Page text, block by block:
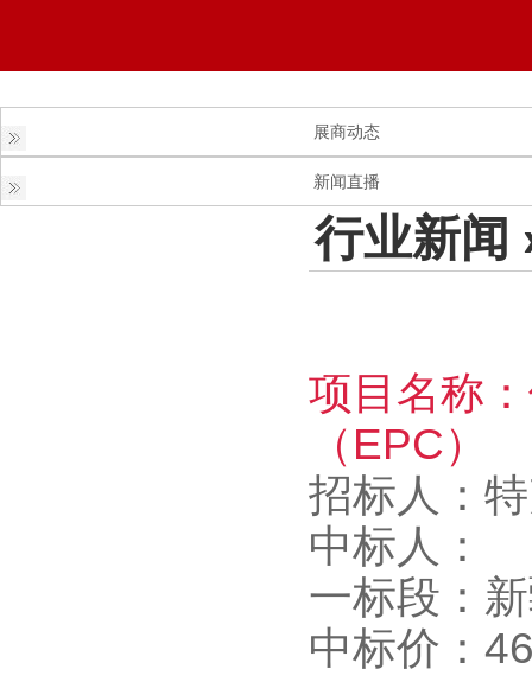
展商动态
新闻直播
行业新闻
项目名称
（EPC）
招标人：
中标人：
一标段：
中标价：